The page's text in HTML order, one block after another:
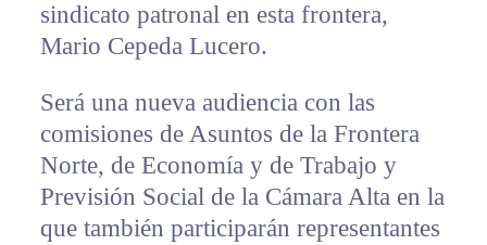
sindicato patronal en esta frontera,
Mario Cepeda Lucero.
Será una nueva audiencia con las
comisiones de Asuntos de la Frontera
Norte, de Economía y de Trabajo y
Previsión Social de la Cámara Alta en la
que también participarán representantes